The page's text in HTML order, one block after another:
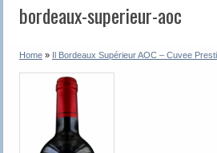
bordeaux-superieur-aoc
Home » Il Bordeaux Supérieur AOC – Cuvee